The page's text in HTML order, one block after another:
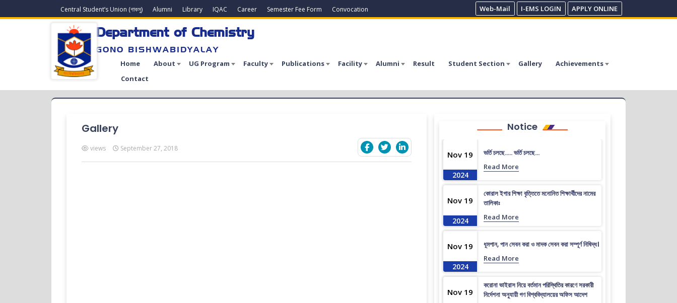
Central Student’s Union (গাকসু) Alumni Library IQAC Career Semester Fee Form Convocation Web-Mail I-EMS LOGIN APPLY ONLINE
Department of Chemistry
GONO BISHWABIDYALAY
Home About UG Program Faculty Publications Facility Alumni Result Student Section Gallery
Achievements
Contact
Gallery
views September 27, 2018
Notice
Nov 19
2024
ভর্তি চলছে….. ভর্তি চলছে…
Read More
Nov 19
2024
কোরাল ইগার শিক্ষা বৃত্তিতে মনোনিত শিক্ষার্থীদের নামের
তালিকাঃ
Read More
Nov 19
2024
ধূমপান, পান সেবন করা ও মাদক সেবন করা সম্পূর্ণ নিষিদ্ধ।
Read More
Nov 19
করোনা ভাইরাস নিয়ে বর্তমান পরিস্থিতির কারণে সরকারী
নির্দেশনা অনুযায়ী গণ বিশ্ববিদ্যালয়ের অফিস আদেশ